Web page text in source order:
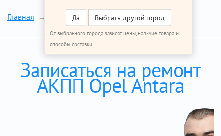
Да Выбрать другой город
От выбранного города зависят цены, наличие товара и
способы доставки
Главная Ремонт Опель Антара АКПП
Записаться на ремонт
АКПП Opel Antara